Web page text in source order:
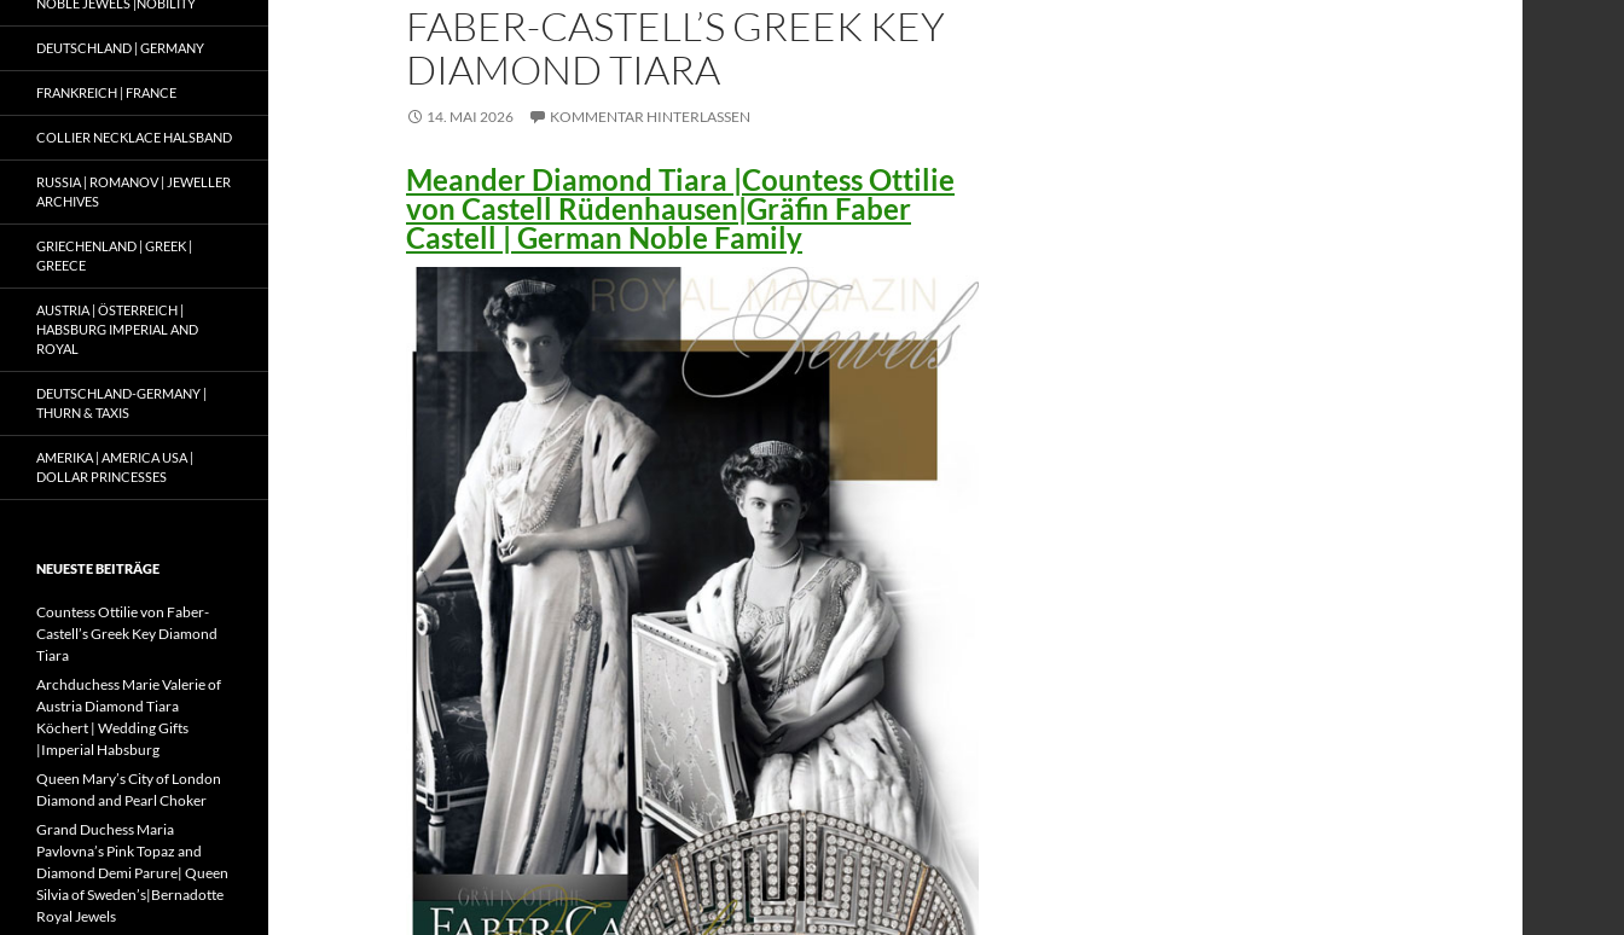
FABER-CASTELL’S GREEK KEY
DIAMOND TIARA
14. MAI 2026 KOMMENTAR HINTERLASSEN
Meander Diamond Tiara |Countess Ottilie
von Castell Rüdenhausen|Gräfin Faber
Castell | German Noble Family
DEUTSCHLAND | GERMANY
FRANKREICH | FRANCE
COLLIER NECKLACE HALSBAND
RUSSIA | ROMANOV | JEWELLER
ARCHIVES
GRIECHENLAND | GREEK |
GREECE
AUSTRIA | ÖSTERREICH |
HABSBURG IMPERIAL AND
ROYAL
DEUTSCHLAND-GERMANY |
THURN & TAXIS
AMERIKA | AMERICA USA |
DOLLAR PRINCESSES
NEUESTE BEITRÄGE
Countess Ottilie von Faber-
Castell’s Greek Key Diamond
Tiara
Archduchess Marie Valerie of
Austria Diamond Tiara
Köchert | Wedding Gifts
|Imperial Habsburg
Queen Mary’s City of London
Diamond and Pearl Choker
Grand Duchess Maria
Pavlovna’s Pink Topaz and
Diamond Demi Parure| Queen
Silvia of Sweden’s|Bernadotte
Royal Jewels